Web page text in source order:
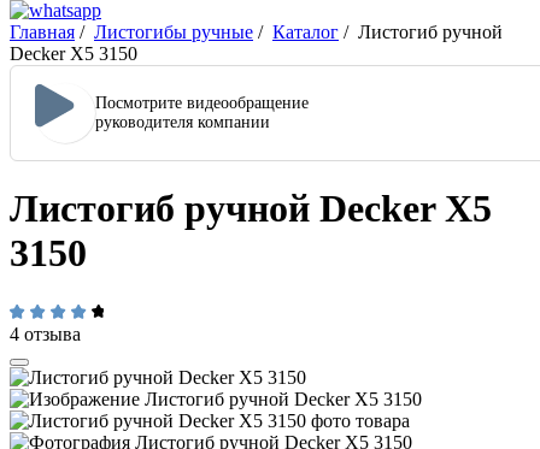
Главная / Листогибы ручные / Каталог / Листогиб ручной
Decker X5 3150
Посмотрите видеообращение
руководителя компании
Листогиб ручной Decker X5
3150
4 отзыва